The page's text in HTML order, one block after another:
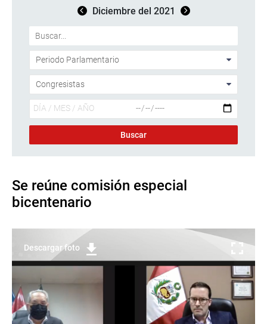
Diciembre del 2021
Se reúne comisión especial
bicentenario
Descargar foto